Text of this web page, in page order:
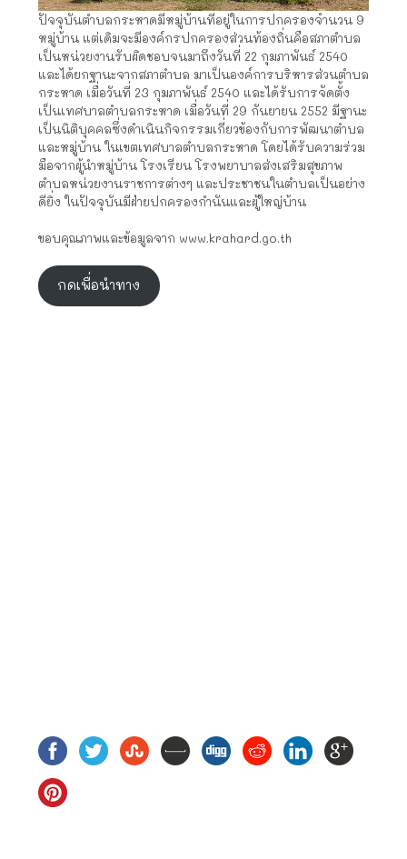
ปัจจุบันตำบลกระหาดมีหมู่บ้านที่อยู่ในการปกครองจำนวน 9
หมู่บ้าน แต่เดิมจะมีองค์กรปกครองส่วนท้องถิ่นคือสภาตำบล
เป็นหน่วยงานรับผิดชอบจนมาถึงวันที่ 22 กุมภาพันธ์ 2540
และได้ยกฐานะจากสภาตำบล มาเป็นองค์การบริหารส่วนตำบล
กระหาด เมื่อวันที่ 23 กุมภาพันธ์ 2540 และได้รับการจัดตั้ง
เป็นเทศบาลตำบลกระหาด เมื่อวันที่ 29 กันยายน 2552 มีฐานะ
เป็นนิติบุคคลซึ่งดำเนินกิจกรรมเกี่ยวข้องกับการพัฒนาตำบล
และหมู่บ้าน ในเขตเทศบาลตำบลกระหาด โดยได้รับความร่วม
มือจากผู้นำหมู่บ้าน โรงเรียน โรงพยาบาลส่งเสริมสุขภาพ
ตำบลหน่วยงานราชการต่างๆ และประชาชนในตำบลเป็นอย่าง
ดียิ่ง ในปัจจุบันมีฝ่ายปกครองกำนันและผู้ใหญ่บ้าน
ขอบคุณภาพและข้อมูลจาก www.krahard.go.th
กดเพื่อนำทาง